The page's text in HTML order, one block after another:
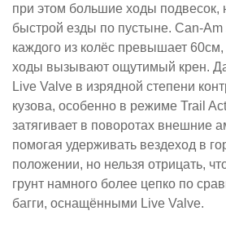
при этом большие ходы подвесок,
быстрой езды по пустыне. Can-Am
каждого из колёс превышает
ходы вызывают ощутимый крен.
Live Valve в изрядной степени
кузова, особенно в режиме Trail
затягивает в поворотах внешние
помогая удерживать вездеход в
положении, но нельзя отрицать,
грунт намного более цепко по
багги, оснащёнными Live Valve.